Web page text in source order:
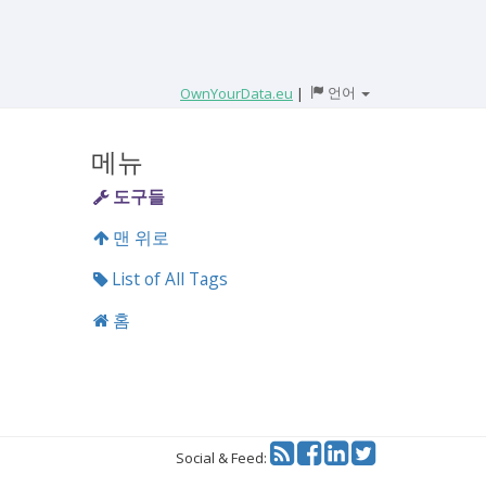
OwnYourData.eu | 언어
메뉴
도구들
맨 위로
List of All Tags
홈
Social & Feed: Twitter